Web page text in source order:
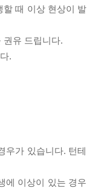
할 때 이상 현상이 발
권유 드립니다.
.
우가 있습니다. 턴테
에 이상이 있는 경우